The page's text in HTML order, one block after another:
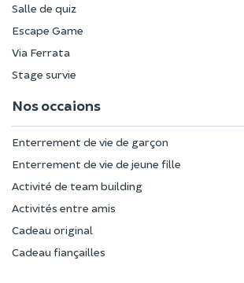
Salle de quiz
Escape Game
Via Ferrata
Stage survie
Nos occaions
Enterrement de vie de garçon
Enterrement de vie de jeune fille
Activité de team building
Activités entre amis
Cadeau original
Cadeau fiançailles